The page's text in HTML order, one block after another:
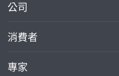
公司
關於我們
部落格
消費者
買服務
專家
繼續完成